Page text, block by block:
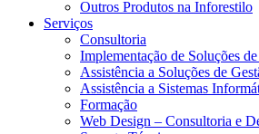
Outros Produtos na Inforestilo
Serviços
Consultoria
Implementação de Soluções
Assistência a Soluções de
Assistência a Sistemas
Formação
Web Design – Consultoria e